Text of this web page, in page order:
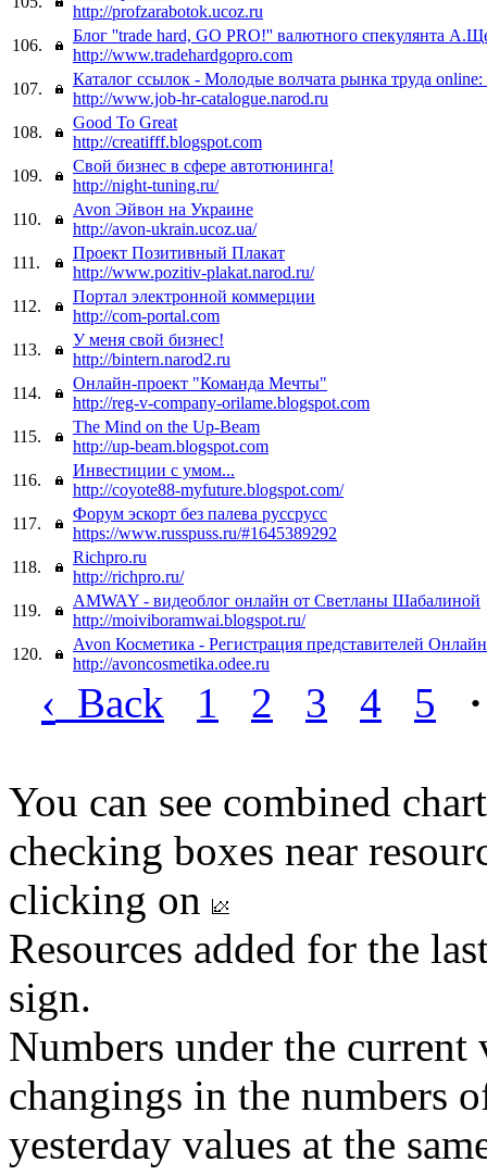
http://profzarabotok.ucoz.ru
106.
Блог ''trade hard, GO PRO!'' валютного спекулянта
http://www.tradehardgopro.com
107.
Каталог ссылок - Молодые волчата рынка труда online:
http://www.job-hr-catalogue.narod.ru
108.
Good To Great
http://creatifff.blogspot.com
109.
Свой бизнес в сфере автотюнинга!
http://night-tuning.ru/
110.
Avon Эйвон на Украине
http://avon-ukrain.ucoz.ua/
111.
Проект Позитивный Плакат
http://www.pozitiv-plakat.narod.ru/
112.
Портал электронной коммерции
http://com-portal.com
113.
У меня свой бизнес!
http://bintern.narod2.ru
114.
Онлайн-проект "Команда Мечты"
http://reg-v-company-orilame.blogspot.com
115.
The Mind on the Up-Beam
http://up-beam.blogspot.com
116.
Инвестиции с умом...
http://coyote88-myfuture.blogspot.com/
117.
Форум эскорт без палева руссрусс
https://www.russpuss.ru/#1645389292
118.
Richpro.ru
http://richpro.ru/
119.
AMWAY - видеоблог онлайн от Светланы Шабалиной
http://moiviboramwai.blogspot.ru/
120.
Avon Косметика - Регистрация представителей Онлайн
http://avoncosmetika.odee.ru
‹ Back 1 2 3 4 5
You can see combined
checking boxes near
clicking on
Resources added for the
sign.
Numbers under the
changings in the numbers
yesterday values at the